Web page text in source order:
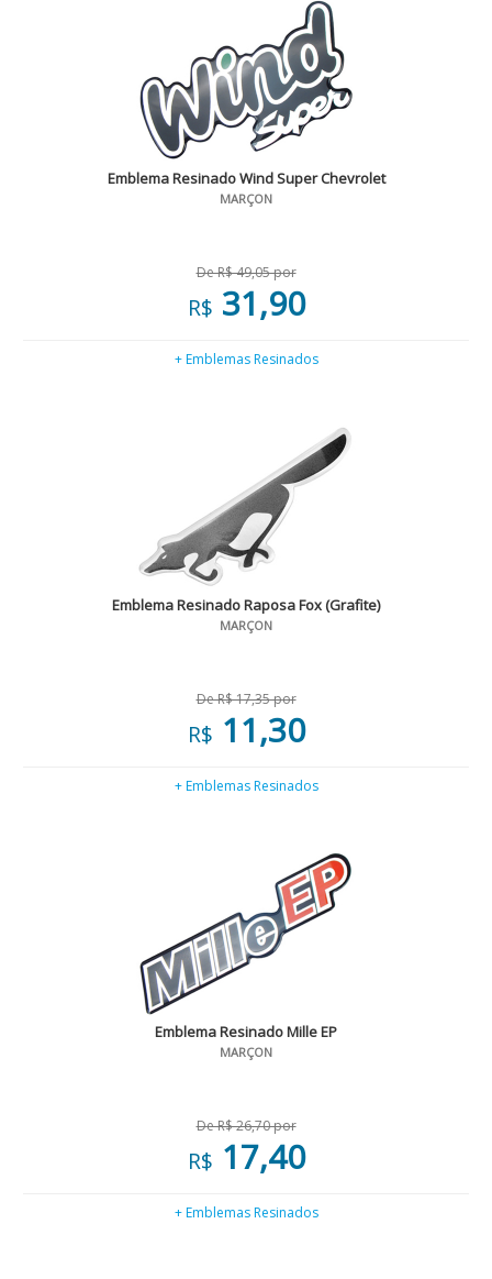
Emblema Resinado Wind Super Chevrolet
MARÇON
De R$ 49,05 por
R$ 31,90
+ Emblemas Resinados
Emblema Resinado Raposa Fox (Grafite)
MARÇON
De R$ 17,35 por
R$ 11,30
+ Emblemas Resinados
Emblema Resinado Mille EP
MARÇON
De R$ 26,70 por
R$ 17,40
+ Emblemas Resinados